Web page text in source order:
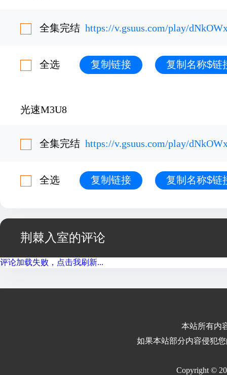
全集完结 https://v.gsuus.com/play/
全选 复制链接 复制名称$链
光速M3U8
全集完结 https://v.gsuus.com/play/
全选 复制链接 复制名称$链
荆棘入室的评论
评论加载失败，点击我刷新...
本站所有内
如果本站部分内容侵犯
Copyright ©